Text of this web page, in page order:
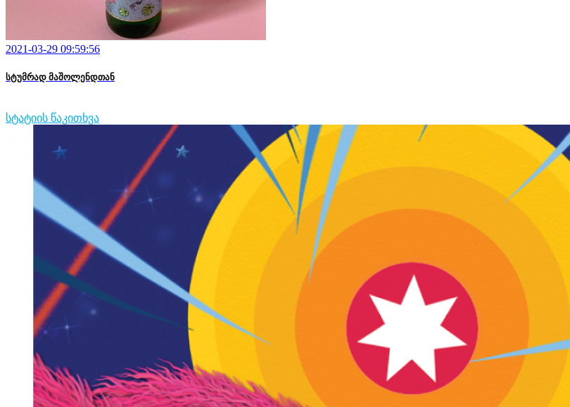
2021-03-29 09:59:56
სტუმრად მაშოლენდთან
სტატიის წაკითხვა